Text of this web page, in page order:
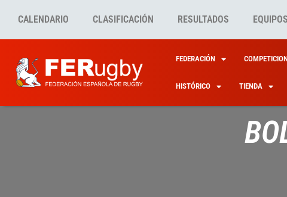
CALENDARIO CLASIFICACIÓN RESULTADOS EQUIPOS
FEDERACIÓN
HISTÓRICO TIENDA